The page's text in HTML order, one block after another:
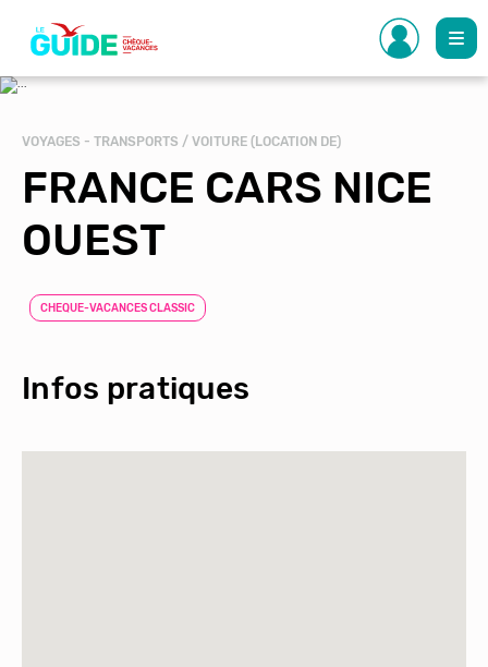
contenu
principal
VOYAGES - TRANSPORTS / VOITURE (LOCATION DE)
FRANCE CARS NICE
OUEST
CHEQUE-VACANCES CLASSIC
Infos pratiques